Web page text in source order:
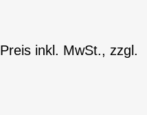
Preis inkl. MwSt., zzgl.